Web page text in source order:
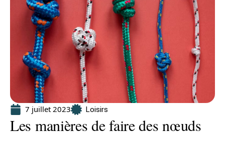
7 juillet 2023 Loisirs
Les manières de faire des nœuds